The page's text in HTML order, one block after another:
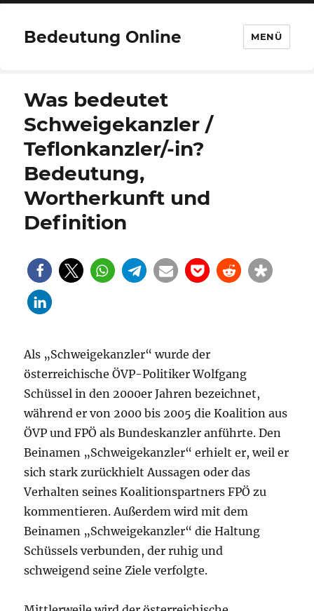
Bedeutung Online MENÜ
Was bedeutet
Schweigekanzler /
Teflonkanzler/-in?
Bedeutung,
Wortherkunft und
Definition
Als „Schweigekanzler“ wurde der
österreichische ÖVP-Politiker Wolfgang
Schüssel in den 2000er Jahren bezeichnet,
während er von 2000 bis 2005 die Koalition aus
ÖVP und FPÖ als Bundeskanzler anführte. Den
Beinamen „Schweigekanzler“ erhielt er, weil er
sich stark zurückhielt Aussagen oder das
Verhalten seines Koalitionspartners FPÖ zu
kommentieren. Außerdem wird mit dem
Beinamen „Schweigekanzler“ die Haltung
Schüssels verbunden, der ruhig und
schweigend seine Ziele verfolgte.